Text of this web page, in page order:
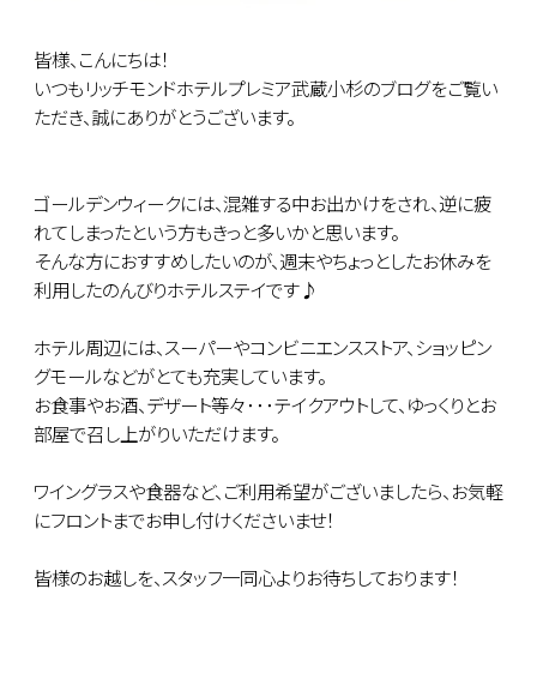
皆様、こんにちは！
いつもリッチモンドホテルプレミア武蔵小杉のブログをご覧い
ただき、誠にありがとうございます。
ゴールデンウィークには、混雑する中お出かけをされ、逆に疲
れてしまったという方もきっと多いかと思います。
そんな方におすすめしたいのが、週末やちょっとしたお休みを
利用したのんびりホテルステイです♪
ホテル周辺には、スーパーやコンビニエンスストア、ショッピン
グモールなどがとても充実しています。
お食事やお酒、デザート等々･･･テイクアウトして、ゆっくりとお
部屋で召し上がりいただけます。
ワイングラスや食器など、ご利用希望がございましたら、お気軽
にフロントまでお申し付けくださいませ！
皆様のお越しを、スタッフ一同心よりお待ちしております！